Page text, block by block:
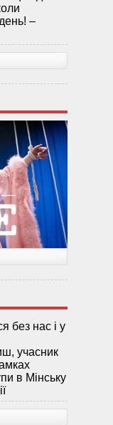
–
без нас і у
учасник
в Мінську